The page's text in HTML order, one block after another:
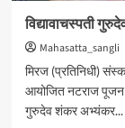
विद्यावाचस्पती
Mahasatta_sangli
मिरज (प्रतिनिधी)
आयोजित नटराज पूजन
गुरुदेव शंकर अभ्यंकर...